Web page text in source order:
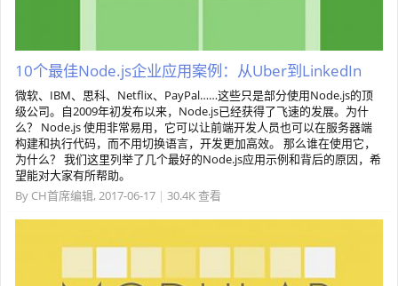
10个最佳Node.js企业应用案例：从Uber到LinkedIn
微软、IBM、思科、Netflix、PayPal……这些只是部分使用Node.js的顶
级公司。自2009年初发布以来，Node.js已经获得了飞速的发展。为什
么？ Node.js 使用非常易用，它可以让前端开发人员也可以在服务器端
构建和执行代码，而不用切换语言，开发更加高效。 那么谁在使用它，
为什么？ 我们这里列举了几个最好的Node.js应用示例和背后的原因，希
望能对大家有所帮助。
By CH首席编辑, 2017-06-17 | 30.4K 查看